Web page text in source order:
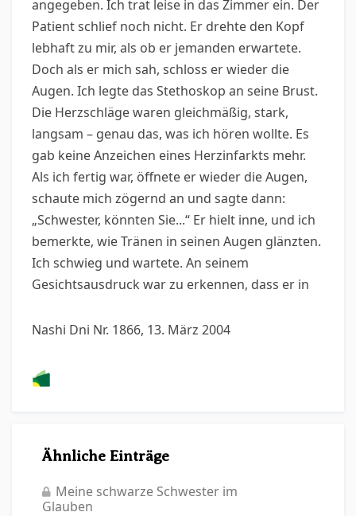
angegeben. Ich trat leise in das Zimmer ein. Der
Patient schlief noch nicht. Er drehte den Kopf
lebhaft zu mir, als ob er jemanden erwartete.
Doch als er mich sah, schloss er wieder die
Augen. Ich legte das Stethoskop an seine Brust.
Die Herzschläge waren gleichmäßig, stark,
langsam – genau das, was ich hören wollte. Es
gab keine Anzeichen eines Herzinfarkts mehr.
Als ich fertig war, öffnete er wieder die Augen,
schaute mich zögernd an und sagte dann:
„Schwester, könnten Sie...“ Er hielt inne, und ich
bemerkte, wie Tränen in seinen Augen glänzten.
Ich schwieg und wartete. An seinem
Gesichtsausdruck war zu erkennen, dass er in
Nashi Dni Nr. 1866, 13. März 2004
Ähnliche Einträge
Meine schwarze Schwester im
Glauben